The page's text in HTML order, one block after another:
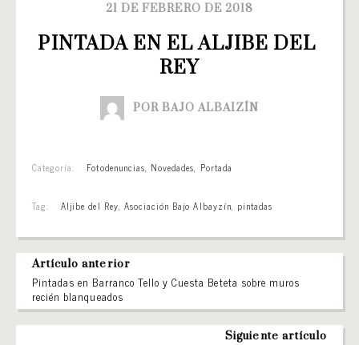
21 DE FEBRERO DE 2018
PINTADA EN EL ALJIBE DEL
REY
POR BAJO ALBAIZÍN
Categoría: Fotodenuncias, Novedades, Portada
Tag: Aljibe del Rey, Asociación Bajo Albayzín, pintadas
Artículo anterior
Pintadas en Barranco Tello y Cuesta Beteta sobre muros
recién blanqueados
Siguiente artículo